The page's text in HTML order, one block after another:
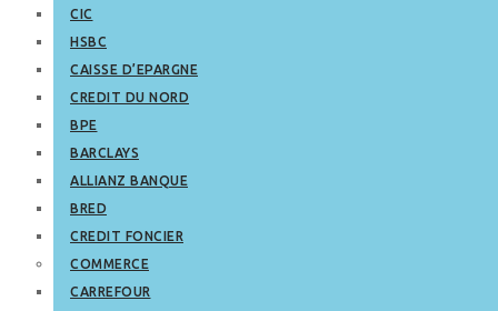
CIC
HSBC
CAISSE D’EPARGNE
CREDIT DU NORD
BPE
BARCLAYS
ALLIANZ BANQUE
BRED
CREDIT FONCIER
COMMERCE
CARREFOUR